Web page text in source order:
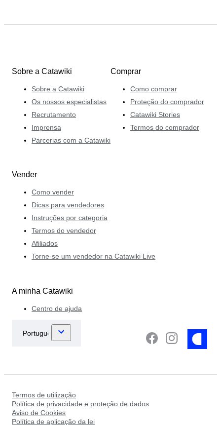
Sobre a Catawiki
Sobre a Catawiki
Os nossos especialistas
Recrutamento
Imprensa
Parcerias com a Catawiki
Comprar
Como comprar
Proteção do comprador
Catawiki Stories
Termos do comprador
Vender
Como vender
Dicas para vendedores
Instruções por categoria
Termos do vendedor
Afiliados
Torne-se um vendedor na Catawiki Live
A minha Catawiki
Centro de ajuda
Termos de utilização
Política de privacidade e proteção de dados
Aviso de Cookies
Política de aplicação da lei